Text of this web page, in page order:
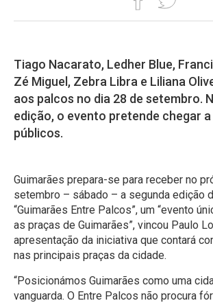
Tiago Nacarato, Ledher Blue,
Zé Miguel, Zebra Libra e Liliana
aos palcos no dia 28 de setembro.
edição, o evento pretende chegar
públicos.
Guimarães prepara-se para receber no
setembro – sábado – a segunda edição
“Guimarães Entre Palcos”, um “evento
as praças de Guimarães”, vincou Paulo
apresentação da iniciativa que contará
nas principais praças da cidade.
“Posicionámos Guimarães como uma
vanguarda. O Entre Palcos não procura